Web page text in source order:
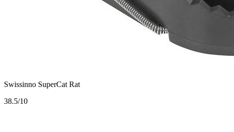
Swissinno SuperCat Rat
38.5/10